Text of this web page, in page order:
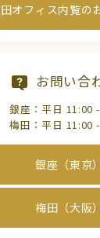
オフィス内覧の
お問い合
銀座：平日 11:00
梅田：平日 11:00
銀座（東京）
梅田（大阪）